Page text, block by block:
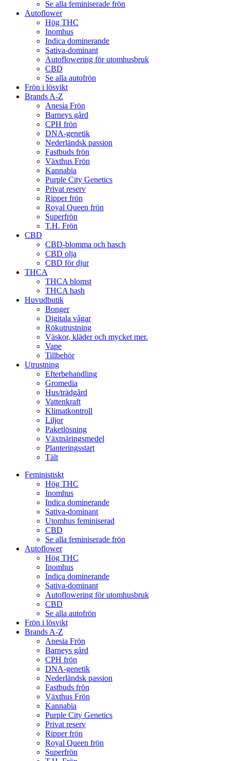
Se alla feminiserade frön
Autoflower
Hög THC
Inomhus
Indica dominerande
Sativa-dominant
Autoflowering för utomhusbruk
CBD
Se alla autofrön
Frön i lösvikt
Brands A-Z
Anesia Frön
Barneys gård
CPH frön
DNA-genetik
Nederländsk passion
Fastbuds frön
Växthus Frön
Kannabia
Purple City Genetics
Privat reserv
Ripper frön
Royal Queen frön
Superfrön
T.H. Frön
CBD
CBD-blomma och hasch
CBD olja
CBD för djur
THCA
THCA blomst
THCA hash
Huvudbutik
Bonger
Digitala vågar
Rökutrustning
Väskor, kläder och mycket mer.
Vape
Tillbehör
Utrustning
Efterbehandling
Gromedia
Hus/trädgård
Vattenkraft
Klimatkontroll
Liljor
Paketlösning
Växtnäringsmedel
Planteringsstart
Tält
Feministiskt
Hög THC
Inomhus
Indica dominerande
Sativa-dominant
Utomhus feminiserad
CBD
Se alla feminiserade frön
Autoflower
Hög THC
Inomhus
Indica dominerande
Sativa-dominant
Autoflowering för utomhusbruk
CBD
Se alla autofrön
Frön i lösvikt
Brands A-Z
Anesia Frön
Barneys gård
CPH frön
DNA-genetik
Nederländsk passion
Fastbuds frön
Växthus Frön
Kannabia
Purple City Genetics
Privat reserv
Ripper frön
Royal Queen frön
Superfrön